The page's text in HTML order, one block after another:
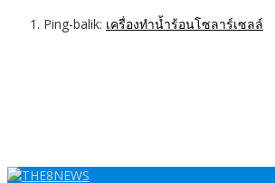
Ping-balik: เครื่องทำน้ำร้อนโซลาร์เซลล์